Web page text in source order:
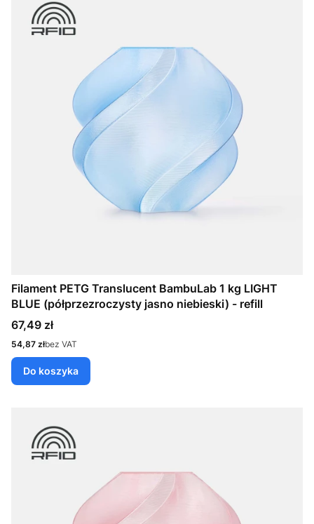
Filament PETG Translucent BambuLab 1 kg LIGHT
BLUE (półprzezroczysty jasno niebieski) - refill
Cena
67,49 zł
Cena
54,87 złbez VAT
Do koszyka